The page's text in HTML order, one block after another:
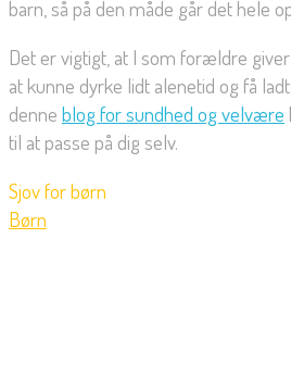
barn, så på den måde går det hele
Det er vigtigt, at I som forældre
at kunne dyrke lidt alenetid og få
denne blog for sundhed og velvære
til at passe på dig selv.
Sjov for børn
Børn